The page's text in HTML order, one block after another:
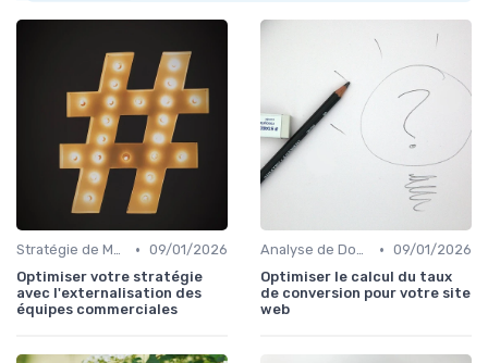
Stratégie de Marketing Digital • 09/01/2026
Optimiser votre stratégie
avec l'externalisation des
équipes commerciales
Analyse de Données et Reporting • 09/01/2026
Optimiser le calcul du taux
de conversion pour votre site
web